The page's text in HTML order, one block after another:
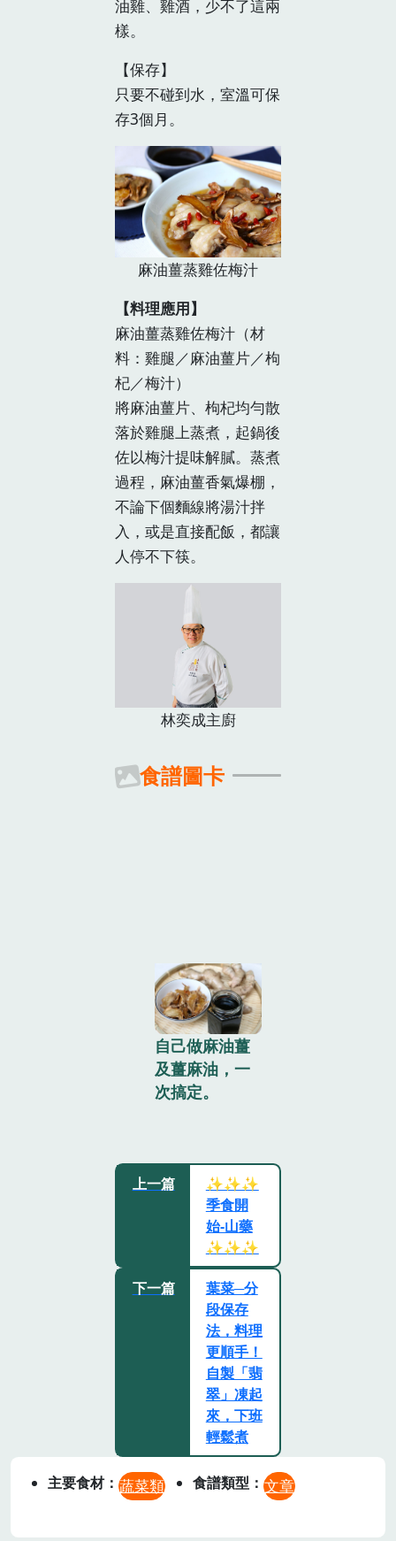
油雞、雞酒，少不了這兩
樣。
【保存】
只要不碰到水，室溫可保
存3個月。
麻油薑蒸雞佐梅汁
【料理應用】
麻油薑蒸雞佐梅汁（材
料：雞腿／麻油薑片／枸
杞／梅汁）
將麻油薑片、枸杞均勻散
落於雞腿上蒸煮，起鍋後
佐以梅汁提味解膩。蒸煮
過程，麻油薑香氣爆棚，
不論下個麵線將湯汁拌
入，或是直接配飯，都讓
人停不下筷。
林奕成主廚
食譜圖卡
自己做麻油薑
及薑麻油，一
次搞定。
上一篇
✨✨✨
季食開
始-山藥
✨✨✨
下一篇
葉菜─分
段保存
法，料理
更順手！
自製「翡
翠」凍起
來，下班
輕鬆煮
主要食材 蔬菜類 食譜類型 文章